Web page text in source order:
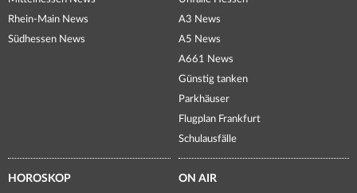
Rhein-Main News
Südhessen News
A3 News
A5 News
A661 News
Günstig tanken
Parkhäuser
Flugplan Frankfurt
Schulausfälle
HOROSKOP ON AIR